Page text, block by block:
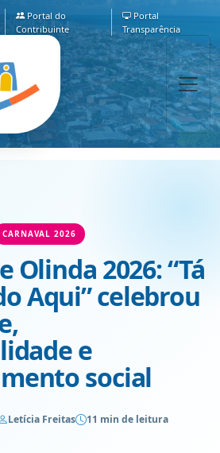
Portal do
Contribuinte
Portal
Transparência
CARNAVAL 2026
Olinda 2026: “Tá
Aqui” celebrou
e
social
Letícia Freitas
11 min de leitura